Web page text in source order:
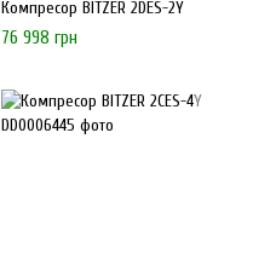
Компресор BITZER 2DES-2Y
76 998 грн